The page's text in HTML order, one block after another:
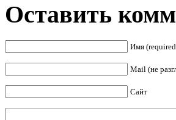
Оставить
Имя
Mail (не
Сайт